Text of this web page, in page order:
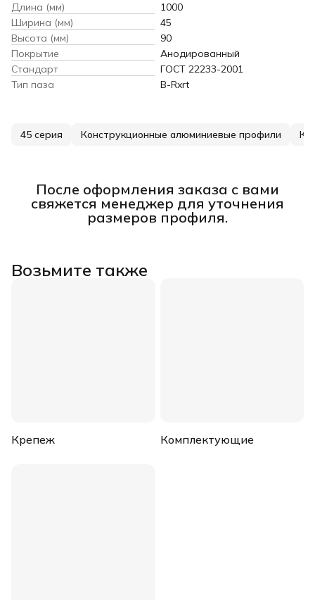
Длина (мм)
1000
Ширина (мм)
45
Высота (мм)
90
Покрытие
Анодированный
Стандарт
ГОСТ 22233-2001
Тип паза
B-Rxrt
45 серия Конструкционные алюминиевые профили
После оформления заказа с вами
свяжется менеджер для уточнения
размеров профиля.
Возьмите также
Крепеж Комплектующие